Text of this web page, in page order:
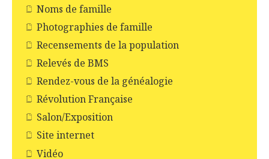
Noms de famille
Photographies de famille
Recensements de la population
Relevés de BMS
Rendez-vous de la généalogie
Révolution Française
Salon/Exposition
Site internet
Vidéo